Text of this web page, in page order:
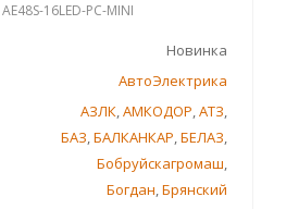
16LED-PC-MINI
Новинка
АвтоЭлектрика
АЗЛК,АМКОДОР,АТЗ,
БАЗ,БАЛКАНКАР,БЕЛАЗ,
Бобруйскагромаш,
Богдан,Брянский